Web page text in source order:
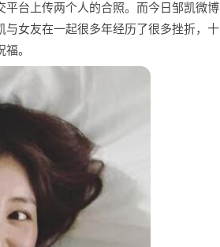
台上传两个人的合照。而今日邹凯微博
女友在一起很多年经历了很多挫折，十
。